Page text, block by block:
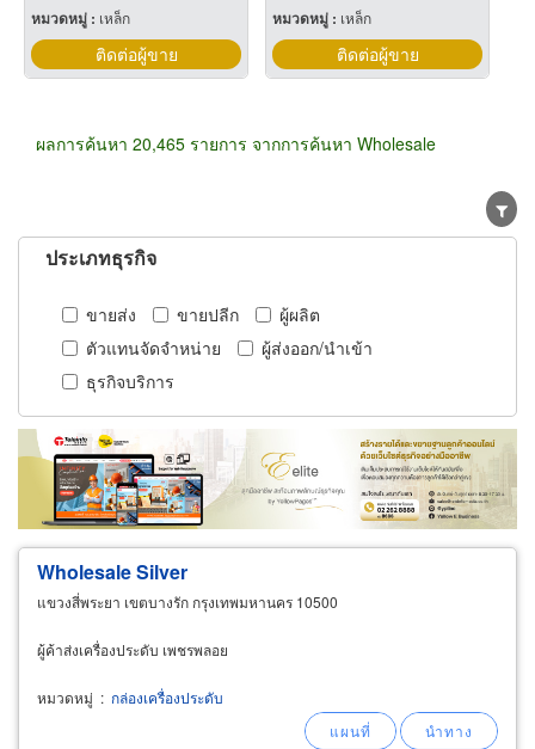
หมวดหมู่ : เหล็ก
ติดต่อผู้ขาย
หมวดหมู่ : เหล็ก
ติดต่อผู้ขาย
ผลการค้นหา 20,465 รายการ จากการค้นหา Wholesale
ประเภทธุรกิจ
ขายส่ง ขายปลีก
ผู้ผลิต
ตัวแทนจัดจำหน่าย
ผู้ส่งออก/นำเข้า
ธุรกิจบริการ
WholesaleSilver
แขวงสี่พระยา เขตบางรัก กรุงเทพมหานคร 10500
ผู้ค้าส่งเครื่องประดับ เพชรพลอย
หมวดหมู่ : กล่องเครื่องประดับ